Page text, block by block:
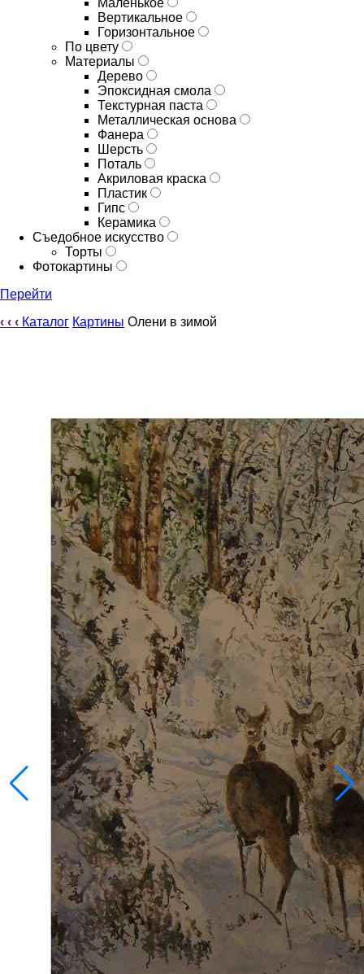
Маленькое
Вертикальное
Горизонтальное
По цвету
Материалы
Дерево
Эпоксидная смола
Текстурная паста
Металлическая основа
Фанера
Шерсть
Поталь
Акриловая краска
Пластик
Гипс
Керамика
Съедобное искусство
Торты
Фотокартины
Перейти
‹ ‹ ‹ Каталог Картины Олени в зимой